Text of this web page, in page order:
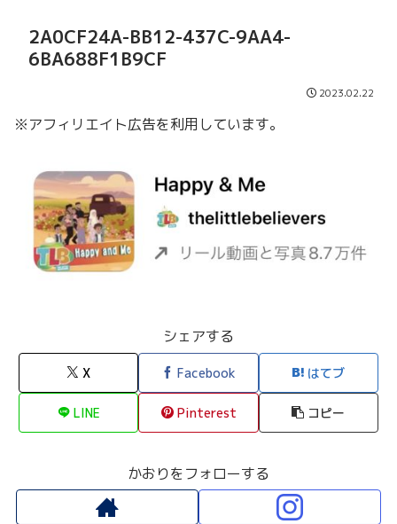
2A0CF24A-BB12-437C-9AA4-
6BA688F1B9CF
2023.02.22
※アフィリエイト広告を利用しています。
シェアする
X Facebook はてブ
LINE Pinterest コピー
かおりをフォローする